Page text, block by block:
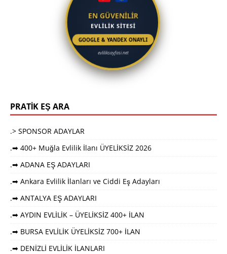
EN GÜVENİLİR
EVLİLİK SİTESİ
GOOGLE & YANDEX ONAYLI
evliliksayfasi.net
PRATİK EŞ ARA
.> SPONSOR ADAYLAR
.➡ 400+ Muğla Evlilik İlanı ÜYELİKSİZ 2026
.➡ ADANA EŞ ADAYLARI
.➡ Ankara Evlilik İlanları ve Ciddi Eş Adayları
.➡ ANTALYA EŞ ADAYLARI
.➡ AYDIN EVLİLİK – ÜYELİKSİZ 400+ İLAN
.➡ BURSA EVLİLİK ÜYELİKSİZ 700+ İLAN
.➡ DENİZLİ EVLİLİK İLANLARI